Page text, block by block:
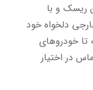
ریسک و با
دلخواه خود
تا خودروهای
در اختیار